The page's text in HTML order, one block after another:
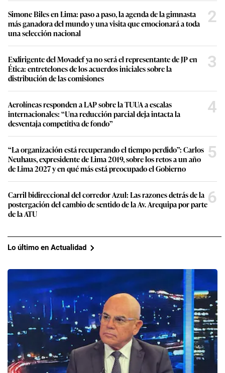
Simone Biles en Lima: paso a paso, la agenda de la gimnasta
más ganadora del mundo y una visita que emocionará a toda
una selección nacional
2
Exdirigente del Movadef ya no será el representante de JP en
Ética: entretelones de los acuerdos iniciales sobre la
distribución de las comisiones
3
Aerolíneas responden a LAP sobre la TUUA a escalas
internacionales: “Una reducción parcial deja intacta la
desventaja competitiva de fondo”
4
“La organización está recuperando el tiempo perdido”: Carlos
Neuhaus, expresidente de Lima 2019, sobre los retos a un año
de Lima 2027 y en qué más está preocupado el Gobierno
5
Carril bidireccional del corredor Azul: Las razones detrás de la
postergación del cambio de sentido de la Av. Arequipa por parte
de la ATU
6
Lo último en Actualidad